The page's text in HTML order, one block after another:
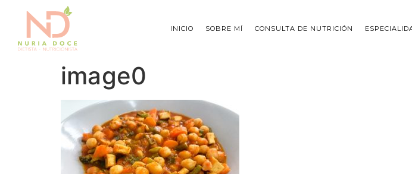
INICIO SOBRE MÍ CONSULTA DE NUTRICIÓN
image0